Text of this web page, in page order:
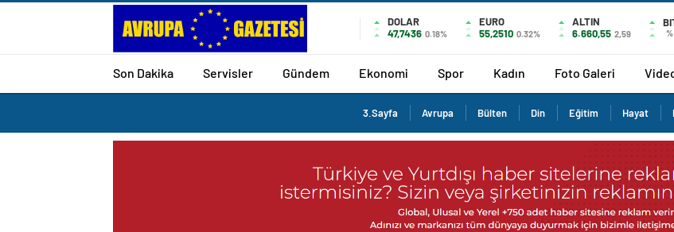
DOLAR
47,7436 0.18%
EURO
55,2510 0.32%
ALTIN
6.660,55 2,59 %
Son Dakika Servisler Gündem Ekonomi Spor Kadın Foto Galeri
3.Sayfa Avrupa Bülten Din Eğitim Hayat